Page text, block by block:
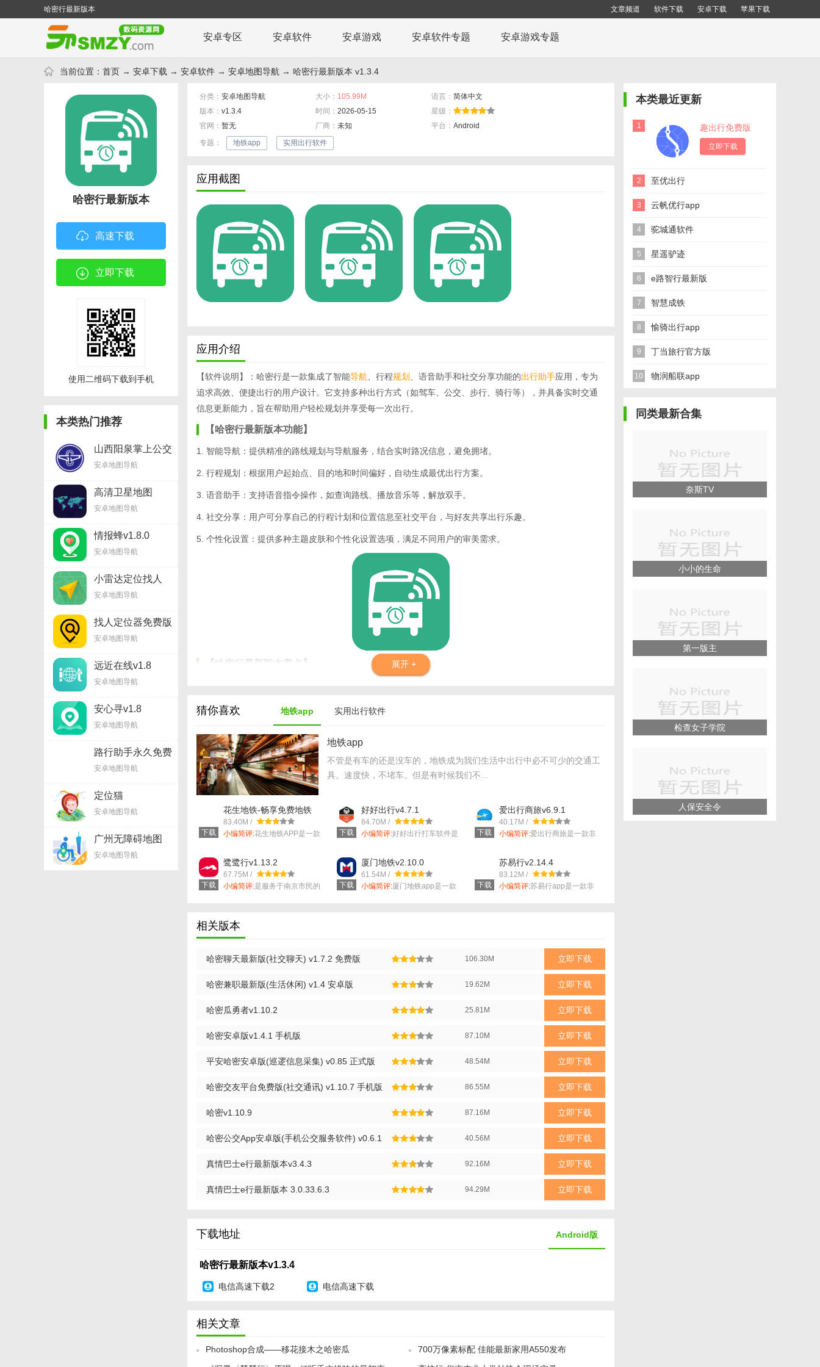
哈密行最新版本 文章频道 软件下载 安卓下载 苹果下载
安卓专区 安卓软件 安卓游戏 安卓软件专题 安卓游戏专题
当前位置： 首页 → 安卓下载 → 安卓软件 → 安卓地图导航 → 哈密行最新版本 v1.3.4
哈密行最新版本
高速下载
立即下载
使用二维码下载到手机
本类热门推荐
山西阳泉掌上公交
v3.12
安卓地图导航
高清卫星地图
2021年高清最新
版v13.16
安卓地图导航
情报蜂v1.8.0
安卓地图导航
小雷达定位找人
v1.8.3
安卓地图导航
找人定位器免费版
v1.8
安卓地图导航
远近在线v1.8
安卓地图导航
安心寻v1.8
安卓地图导航
路行助手永久免费
版v8.17.8
安卓地图导航
定位猫
2021v1.15.1
安卓地图导航
广州无障碍地图
appv2.7.0.1
安卓地图导航
分类： 安卓地图导航 大小： 105.99M 语言： 简体中文
版本： v1.3.4 时间： 2026-05-15
星级：
官网： 暂无 厂商： 未知 平台： Android
专题：
地铁app 实用出行软件
应用截图
应用介绍
【软件说明】：哈密行是一款集成了智能导航 、行程规划 、语音助手和社交分享功能的出行助手应用，专为
追求高效、便捷出行的用户设计。它支持多种出行方式（如驾车、公交、步行、骑行等），并具备实时交通
信息更新能力，旨在帮助用户轻松规划并享受每一次出行。
【哈密行最新版本功能】
1. 智能导航：提供精准的路线规划与导航服务，结合实时路况信息，避免拥堵。
2. 行程规划：根据用户起始点、目的地和时间偏好，自动生成最优出行方案。
3. 语音助手：支持语音指令操作，如查询路线、播放音乐等，解放双手。
4. 社交分享：用户可分享自己的行程计划和位置信息至社交平台，与好友共享出行乐趣。
5. 个性化设置：提供多种主题皮肤和个性化设置选项，满足不同用户的审美需求。
【哈密行最新版本亮点】
2. 离线地图：支持下载离线地图包，即使在网络不佳的情况下也能使用导航功能。
4. 一键求助：紧急情况下可一键发送求助信息至预设联系人或救援中心。
5. 环保出行建议：根据出行距离和目的，推荐低碳环保的出行方式，如骑行或步行。
【哈密行最新版本玩法】
1. 打开哈密行应用，选择“导航”或“规划行程”功能。
2. 输入起始地点和目的地，选择出行方式（如驾车、公交等）。
3. 查看并选择推荐的路线方案，利用语音助手进行操作或查看实时路况信息。
4. 出发后，根据导航提示行驶或步行，随时查看剩余路程和时间。
【哈密行最新版本点评】
哈密行凭借其智能化的导航功能、多样化的出行方式选择、以及贴心的社交分享特性，成为了众多用户出行
的得力助手。其高效的避堵能力和环保出行的建议，更是体现了对用户出行体验的全面关怀。无论是日常通
勤还是长途旅行，哈密行都能提供精准、便捷的解决方案，让每一次出行都成为一次愉快的体验。
展开 +
猜你喜欢 地铁app 实用出行软件
地铁app
不管是有车的还是没车的，地铁成为我们生活中出行中必不可少的交通工
具。速度快，不堵车。但是有时候我们不...
下载
花生地铁-畅享免费地铁
wifiv5.13.3
83.40M /
小编简评:花生地铁APP是一款
下载
好好出行v4.7.1
84.70M /
小编简评:好好出行打车软件是
下载
爱出行商旅v6.9.1
40.17M /
小编简评:爱出行商旅是一款非
下载
鹭鹭行v1.13.2
67.75M /
小编简评:是服务于南京市民的
下载
厦门地铁v2.10.0
61.54M /
小编简评:厦门地铁app是一款
下载
苏易行v2.14.4
83.12M /
小编简评:苏易行app是一款非
相关版本
哈密聊天最新版(社交聊天) v1.7.2 免费版 106.30M 立即下载
哈密兼职最新版(生活休闲) v1.4 安卓版 19.62M 立即下载
哈密瓜勇者v1.10.2 25.81M 立即下载
哈密安卓版v1.4.1 手机版 87.10M 立即下载
平安哈密安卓版(巡逻信息采集) v0.85 正式版 48.54M 立即下载
哈密交友平台免费版(社交通讯) v1.10.7 手机版 86.55M 立即下载
哈密v1.10.9 87.16M 立即下载
哈密公交App安卓版(手机公交服务软件) v0.6.1
Android版
40.56M 立即下载
真情巴士e行最新版本v3.4.3 92.16M 立即下载
真情巴士e行最新版本 3.0.33.6.3 94.29M 立即下载
下载地址 Android版
哈密行最新版本v1.3.4
电信高速下载2 电信高速下载
相关文章
Photoshop合成——移花接木之哈密瓜
700万像素标配 佳能最新家用A550发布
本类最近更新
1 趣出行免费版
立即下载
2 至优出行
3 云帆优行app
4 驼城通软件
5 星遥驴迹
6 e路智行最新版
7 智慧成铁
8 愉骑出行app
9 丁当旅行官方版
10 物润船联app
同类最新合集
奈斯TV
小小的生命
第一版主
检查女子学院
人保安全令